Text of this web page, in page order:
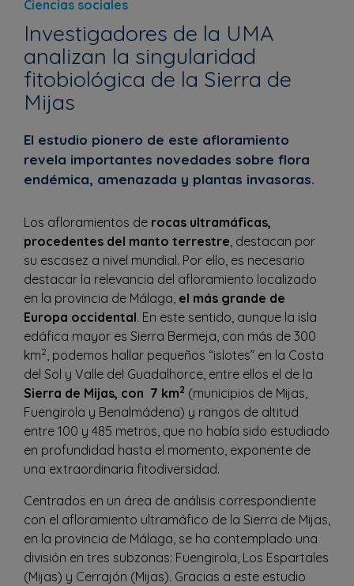
Ciencias sociales
Investigadores de la UMA
analizan la singularidad
fitobiológica de la Sierra de
Mijas
El estudio pionero de este afloramiento
revela importantes novedades sobre flora
endémica, amenazada y plantas invasoras.
Los afloramientos de rocas ultramáficas,
procedentes del manto terrestre, destacan por
su escasez a nivel mundial. Por ello, es necesario
destacar la relevancia del afloramiento localizado
en la provincia de Málaga, el más grande de
Europa occidental. En este sentido, aunque la isla
edáfica mayor es Sierra Bermeja, con más de 300
km2, podemos hallar pequeños “islotes” en la Costa
del Sol y Valle del Guadalhorce, entre ellos el de la
Sierra de Mijas, con 7 km2 (municipios de Mijas,
Fuengirola y Benalmádena) y rangos de altitud
entre 100 y 485 metros, que no había sido estudiado
en profundidad hasta el momento, exponente de
una extraordinaria fitodiversidad.
Centrados en un área de análisis correspondiente
con el afloramiento ultramáfico de la Sierra de Mijas,
en la provincia de Málaga, se ha contemplado una
división en tres subzonas: Fuengirola, Los Espartales
(Mijas) y Cerrajón (Mijas). Gracias a este estudio